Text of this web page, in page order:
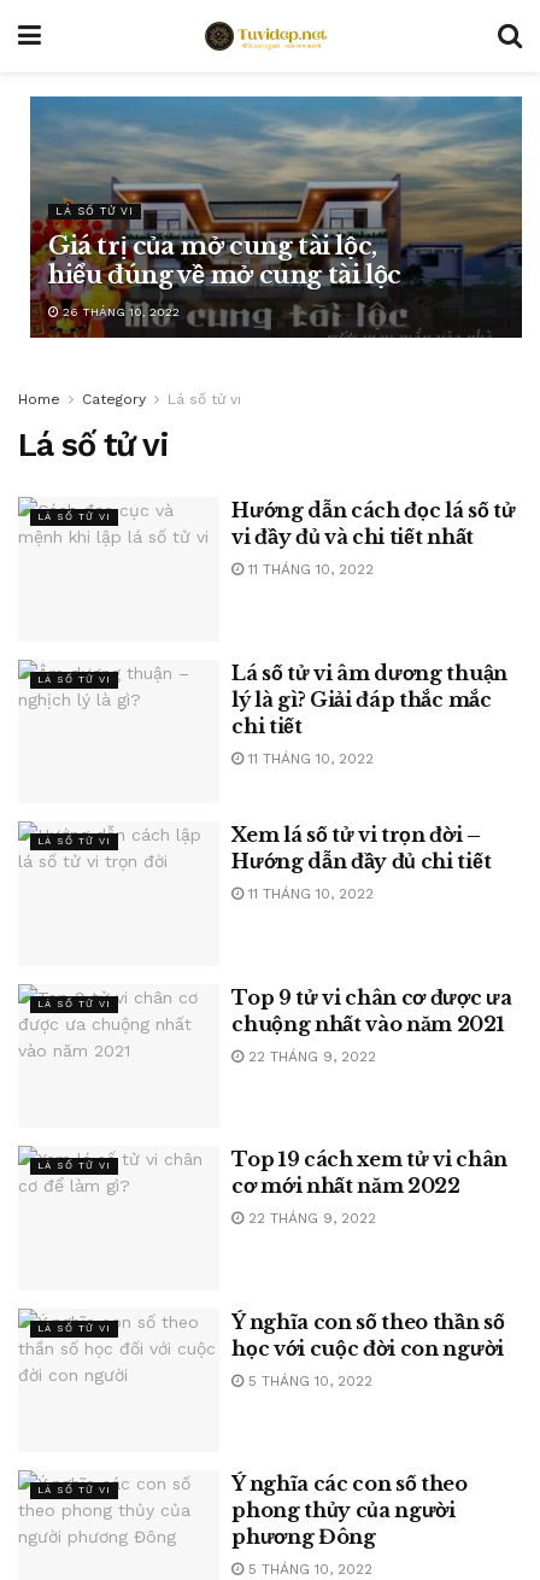
LÁ SỐ TỬ VI
Giá trị của mở cung tài lộc,
hiểu đúng về mở cung tài lộc
26 THÁNG 10, 2022
Home Category Lá số tử vi
Lá số tử vi
LÁ SỐ TỬ VI
Hướng dẫn cách đọc lá số tử
vi đầy đủ và chi tiết nhất
11 THÁNG 10, 2022
LÁ SỐ TỬ VI
Lá số tử vi âm dương thuận
lý là gì? Giải đáp thắc mắc
chi tiết
11 THÁNG 10, 2022
LÁ SỐ TỬ VI
Xem lá số tử vi trọn đời –
Hướng dẫn đầy đủ chi tiết
11 THÁNG 10, 2022
LÁ SỐ TỬ VI
Top 9 tử vi chân cơ được ưa
chuộng nhất vào năm 2021
22 THÁNG 9, 2022
LÁ SỐ TỬ VI
Top 19 cách xem tử vi chân
cơ mới nhất năm 2022
22 THÁNG 9, 2022
LÁ SỐ TỬ VI
Ý nghĩa con số theo thần số
học với cuộc đời con người
5 THÁNG 10, 2022
LÁ SỐ TỬ VI
Ý nghĩa các con số theo
phong thủy của người
phương Đông
5 THÁNG 10, 2022